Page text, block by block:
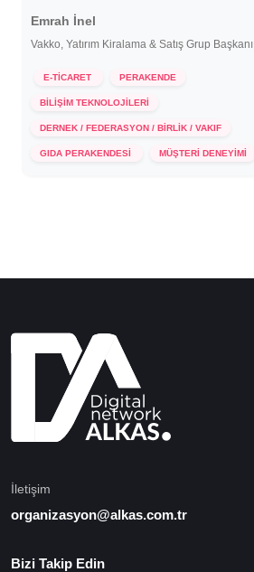
Emrah İnel
Vakko, Yatırım Kiralama & Satış Grup Başkanı
E-TİCARET PERAKENDE
BİLİŞİM TEKNOLOJİLERİ
DERNEK / FEDERASYON / BİRLİK / VAKIF
GIDA PERAKENDESİ MÜŞTERİ DENEYİMİ
İletişim
organizasyon@alkas.com.tr
Bizi Takip Edin